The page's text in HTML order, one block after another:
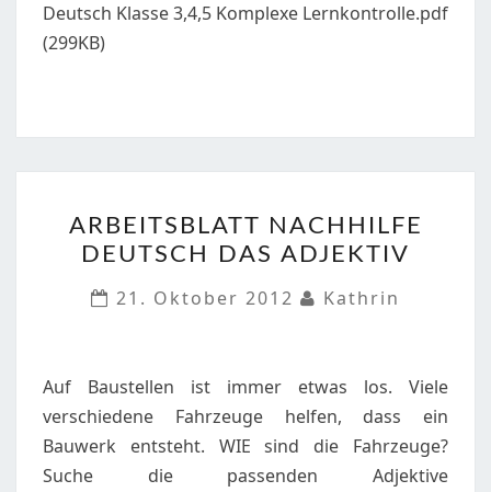
Deutsch Klasse 3,4,5 Komplexe Lernkontrolle.pdf
(299KB)
NACHHILFE
DEUTSCH
DAS
ARBEITSBLATT NACHHILFE
DEUTSCH DAS ADJEKTIV
21. Oktober 2012
Kathrin
Auf Baustellen ist immer etwas los. Viele
verschiedene Fahrzeuge helfen, dass ein
Bauwerk entsteht. WIE sind die Fahrzeuge?
Suche die passenden Adjektive